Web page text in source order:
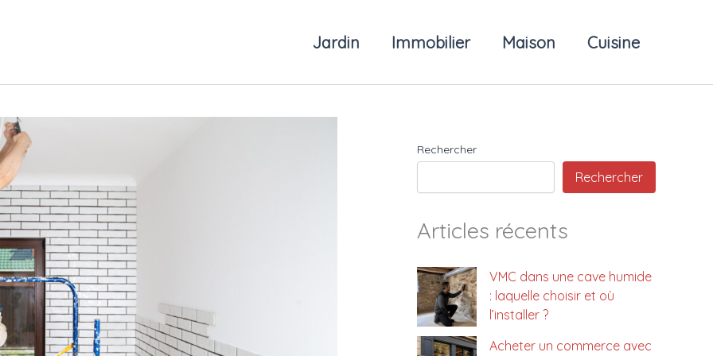
Jardin Immobilier Maison Cuisine
Rechercher
Rechercher
Articles récents
VMC dans une cave humide
: laquelle choisir et où
l’installer ?
Acheter un commerce avec